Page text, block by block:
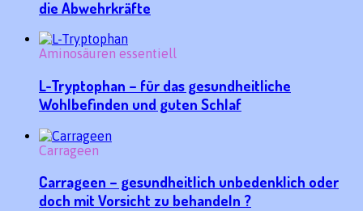
die Abwehrkräfte
Aminosäuren essentiell
L-Tryptophan – für das gesundheitliche
Wohlbefinden und guten Schlaf
Carrageen
Carrageen – gesundheitlich unbedenklich oder
doch mit Vorsicht zu behandeln ?